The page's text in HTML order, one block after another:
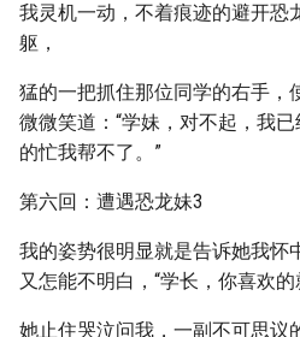
我灵机一动，不着痕迹的避开恐
躯，
猛的一把抓住那位同学的右手，
微微笑道：“学妹，对不起，我
的忙我帮不了。”
第六回：遭遇恐龙妹3
我的姿势很明显就是告诉她我怀
又怎能不明白，“学长，你喜欢
她止住哭泣问我，一副不可思议